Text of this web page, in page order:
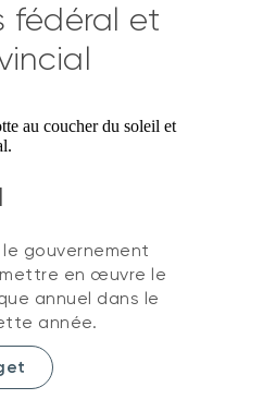
fédéral et
gouvernement
en œuvre le
annuel dans le
année.